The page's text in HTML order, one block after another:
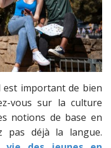
est important de bien
vous sur la culture
notions de base en
pas déjà la langue.